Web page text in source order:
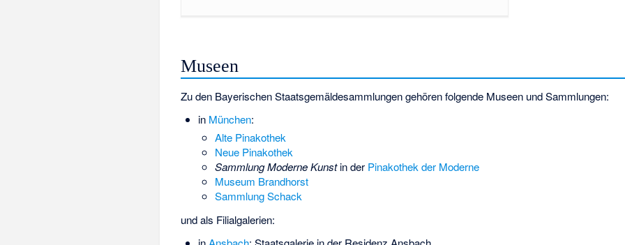
Museen
Zu den Bayerischen Staatsgemäldesammlungen gehören folgende Museen und Sammlungen:
in München:
Alte Pinakothek
Neue Pinakothek
Sammlung Moderne Kunstin der Pinakothek der Moderne
Museum Brandhorst
Sammlung Schack
und als Filialgalerien: